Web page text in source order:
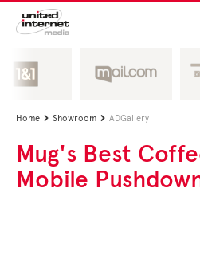
Home  Showroom  ADGallery
Mug's Best
Mobile